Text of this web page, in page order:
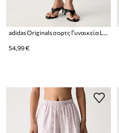
adidas Originals σορτς Γυναικεία Liberty
54,99 €